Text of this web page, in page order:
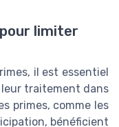
limiter
il est essentiel
traitement dans
primes, comme les
bénéficient